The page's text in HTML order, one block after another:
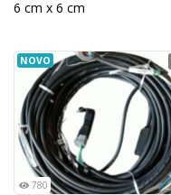
6 cm x 6 cm
NOVO
780